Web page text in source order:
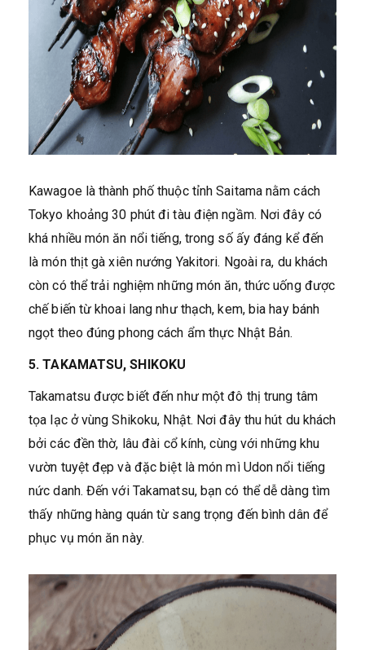
Kawagoe là thành phố thuộc tỉnh Saitama nằm cách
Tokyo khoảng 30 phút đi tàu điện ngầm. Nơi đây có
khá nhiều món ăn nổi tiếng, trong số ấy đáng kể đến
là món thịt gà xiên nướng Yakitori. Ngoài ra, du khách
còn có thể trải nghiệm những món ăn, thức uống được
chế biến từ khoai lang như thạch, kem, bia hay bánh
ngọt theo đúng phong cách ẩm thực Nhật Bản.
5. TAKAMATSU, SHIKOKU
Takamatsu được biết đến như một đô thị trung tâm
tọa lạc ở vùng Shikoku, Nhật. Nơi đây thu hút du khách
bởi các đền thờ, lâu đài cổ kính, cùng với những khu
vườn tuyệt đẹp và đặc biệt là món mì Udon nổi tiếng
nức danh. Đến với Takamatsu, bạn có thể dễ dàng tìm
thấy những hàng quán từ sang trọng đến bình dân để
phục vụ món ăn này.